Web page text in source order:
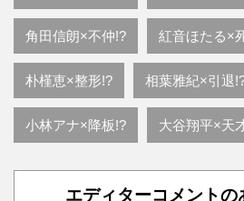
角田信朗×不仲!? 紅音ほたる×
朴槿恵×整形!? 相葉雅紀×引退
小林アナ×降板!? 大谷翔平×天
エディターコメントの